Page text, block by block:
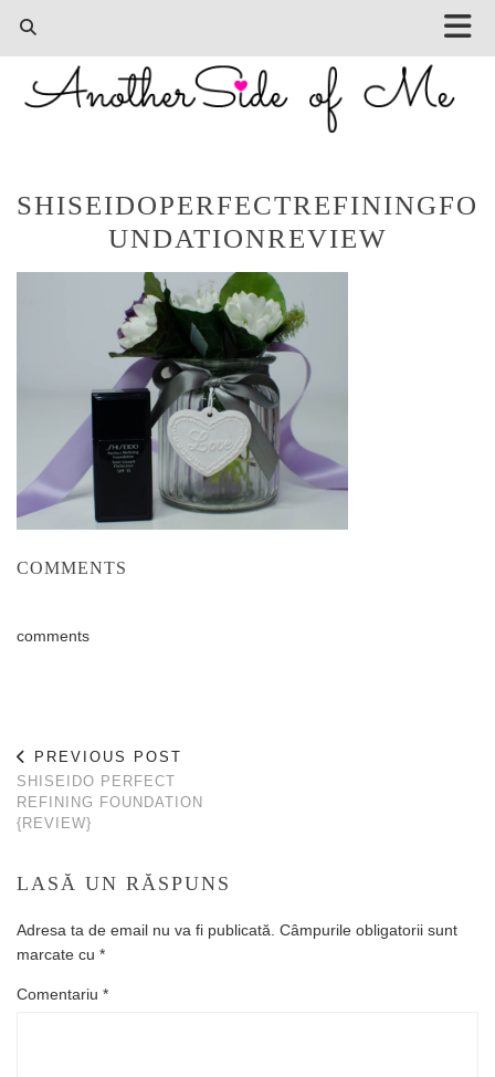
SHISEIDOPERFECTREFININGFO
UNDATIONREVIEW
COMMENTS
comments
PREVIOUS POST
SHISEIDO PERFECT
REFINING FOUNDATION
{REVIEW}
LASĂ UN RĂSPUNS
Adresa ta de email nu va fi publicată. Câmpurile obligatorii sunt
marcate cu *
Comentariu *